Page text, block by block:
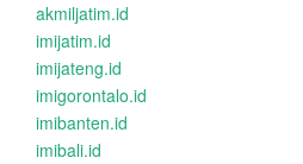
akmiljatim.id
imijatim.id
imijateng.id
imigorontalo.id
imibanten.id
imibali.id